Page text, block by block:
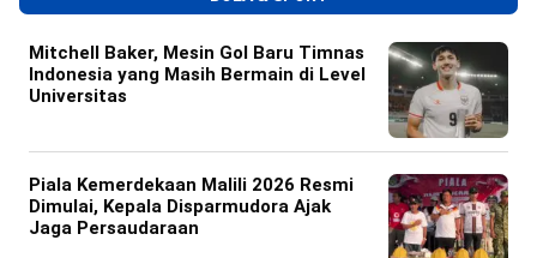
Mitchell Baker, Mesin Gol Baru Timnas
Indonesia yang Masih Bermain di Level
Universitas
Piala Kemerdekaan Malili 2026 Resmi
Dimulai, Kepala Disparmudora Ajak
Jaga Persaudaraan